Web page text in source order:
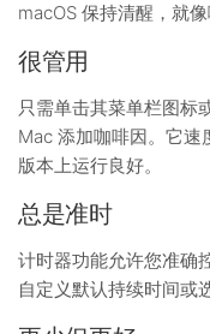
macOS 保持清醒，就像
很管用
只需单击其菜单栏图标
Mac 添加咖啡因。它速
版本上运行良好。
总是准时
计时器功能允许您准确
自定义默认持续时间或